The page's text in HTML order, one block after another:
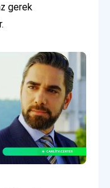
gerek